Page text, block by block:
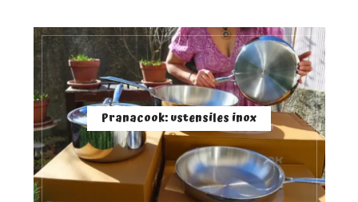
Pranacook: ustensiles inox